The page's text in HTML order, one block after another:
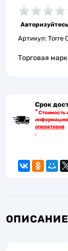
Артикул: Torre
Торговая
Срок
*Стоимость
операторов
.
ОПИСАНИЕ